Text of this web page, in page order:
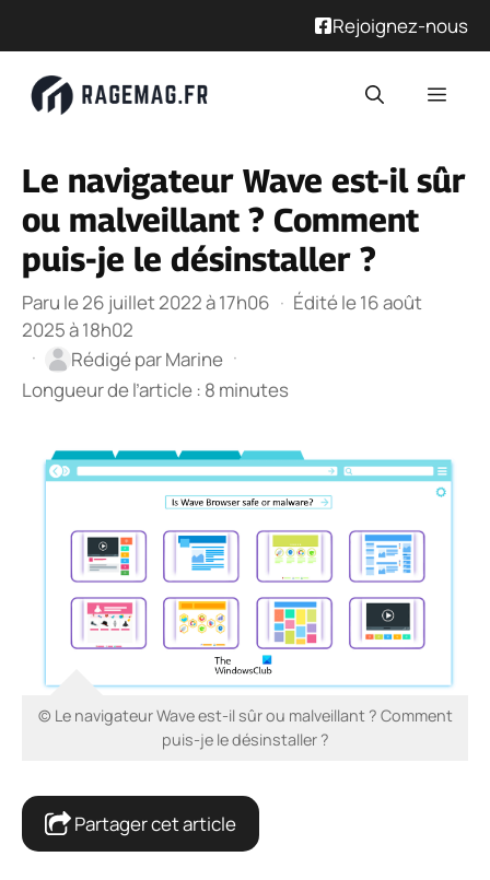
Rejoignez-nous
Le navigateur Wave est-il sûr
ou malveillant ? Comment
puis-je le désinstaller ?
Paru le 26 juillet 2022 à 17h06 · Édité le 16 août
2025 à 18h02
·
Rédigé parMarine ·
Longueur de l’article : 8 minutes
© Le navigateur Wave est-il sûr ou malveillant ? Comment
puis-je le désinstaller ?
Partager cet article